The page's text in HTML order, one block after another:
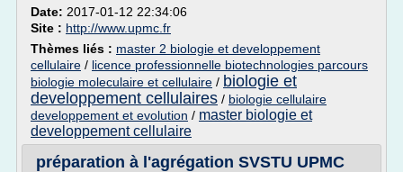
Date: 2017-01-12 22:34:06
Site : http://www.upmc.fr
Thèmes liés : master 2 biologie et developpement
cellulaire / licence professionnelle biotechnologies parcours
biologie moleculaire et cellulaire / biologie et
developpement cellulaires / biologie cellulaire
developpement et evolution / master biologie et
developpement cellulaire
préparation à l'agrégation SVSTU UPMC